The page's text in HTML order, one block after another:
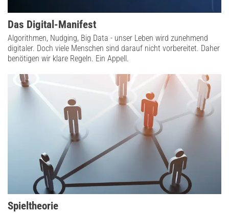
Das Digital-Manifest
Algorithmen, Nudging, Big Data - unser Leben wird zunehmend
digitaler. Doch viele Menschen sind darauf nicht vorbereitet. Daher
benötigen wir klare Regeln. Ein Appell.
Spieltheorie